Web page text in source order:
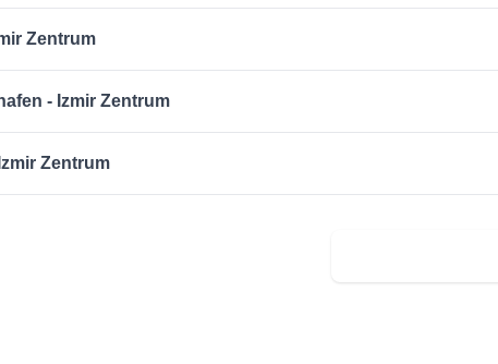
Zentrum
- Izmir Zentrum
Zentrum